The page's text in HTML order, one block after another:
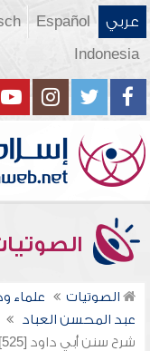
عربي Español
Indonesia
الصوتيات علماء
عبد المحسن العباد
شرح سنن أبي داود [525]